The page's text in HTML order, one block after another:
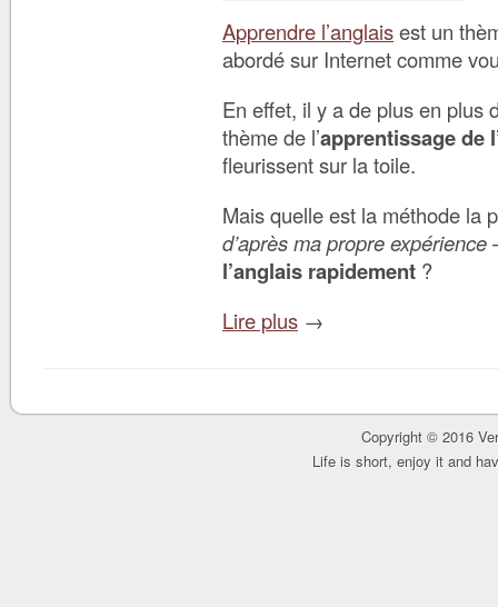
Apprendre l’anglaisest un
abordé sur Internet comme
En effet, il y a de plus en plus
thème de l’apprentissage de
fleurissent sur la toile.
Mais quelle est la méthode la
d’après ma propre expérience
l’anglais rapidement ?
Lire plus →
Copyright © 2016
Life is short, enjoy it and